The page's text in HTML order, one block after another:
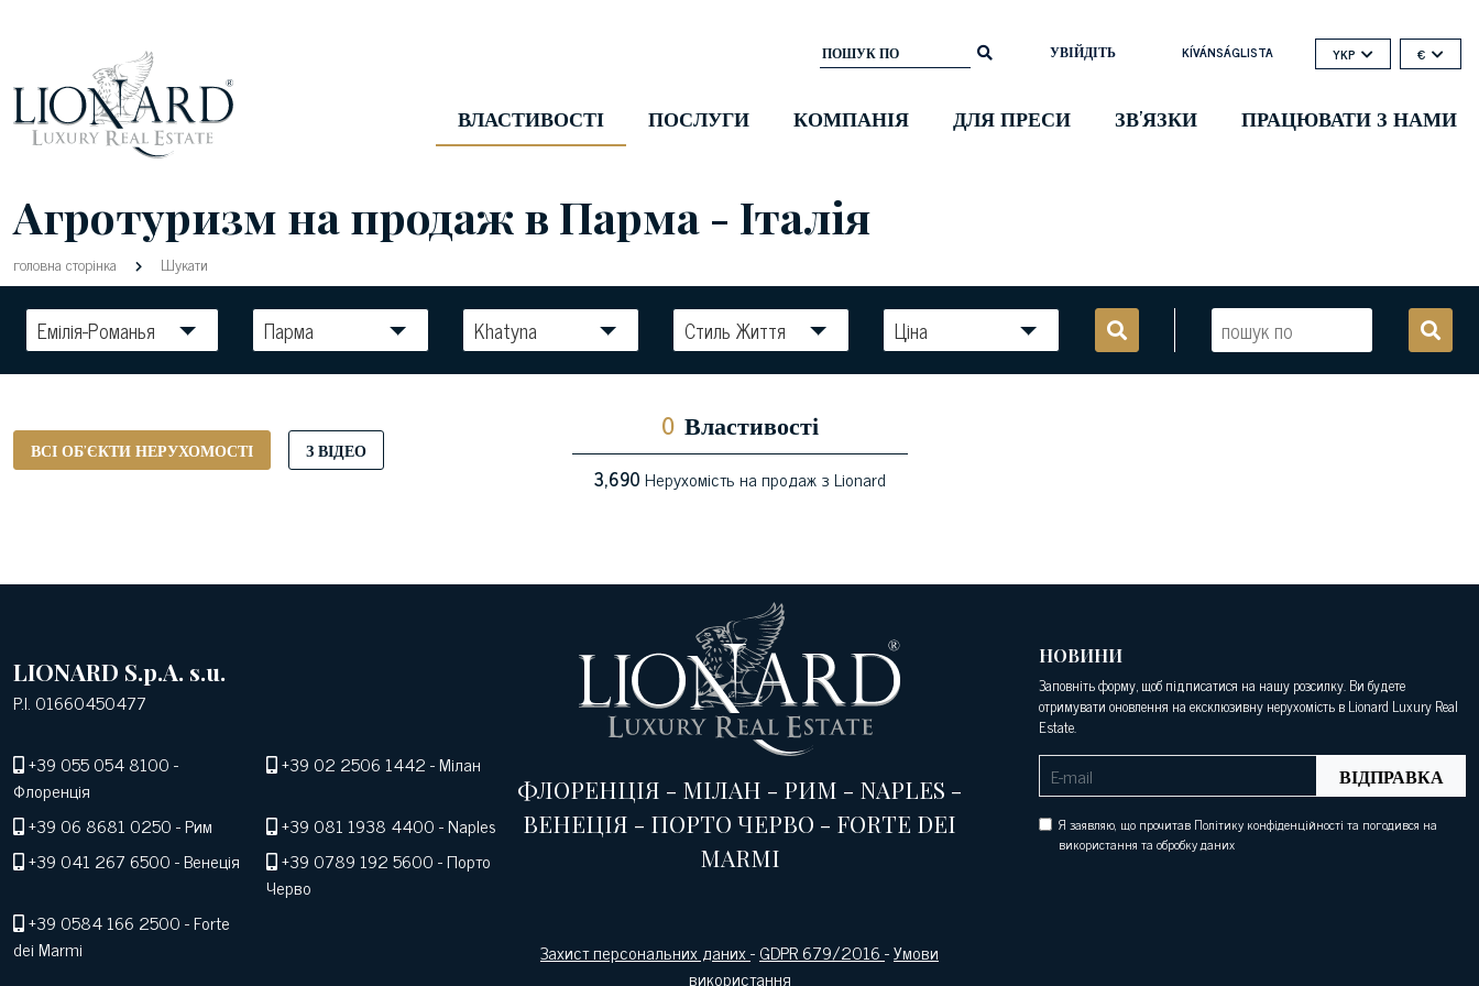
УВІЙДІТЬ KÍVÁNSÁGLISTA YKP €
ВЛАСТИВОСТІ ПОСЛУГИ КОМПАНІЯ ДЛЯ ПРЕСИ ЗВ'ЯЗКИ ПРАЦЮВАТИ З НАМИ
Агротуризм на продаж в Парма - Італія
головна сторінка Шукати
Емілія-Романья Парма Khatyna Стиль Життя Ціна
ВСІ ОБ'ЄКТИ НЕРУХОМОСТІ З ВІДЕО
0 Властивості
3,690Нерухомість на продаж з Lionard
LIONARD S.p.A. s.u.
P.I. 01660450477
+39 055 054 8100-
Флоренція
+39 02 2506 1442- Мілан
+39 06 8681 0250- Рим +39 081 1938 4400- Naples
+39 041 267 6500- Венеція +39 0789 192 5600- Порто
Черво
+39 0584 166 2500- Forte
dei Marmi
ФЛОРЕНЦІЯ - МІЛАН - РИМ - NAPLES -
ВЕНЕЦІЯ - ПОРТО ЧЕРВО - FORTE DEI
MARMI
Захист персональних даних-GDPR 679/2016-Умови
використання
НОВИНИ
Заповніть форму, щоб підписатися на нашу розсилку. Ви будете
отримувати оновлення на ексклюзивну нерухомість в Lionard Luxury Real
Estate.
ВІДПРАВКА
Я заявляю, що прочитав Політику конфіденційності та погодився на
використання та обробку даних